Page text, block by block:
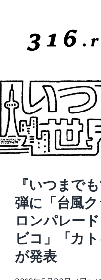
『いつまで
弾に「台風
ロンパレー
ビコ」「カ
が発表